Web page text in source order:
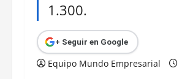
1.300.
+ Seguir en Google
Equipo Mundo Empresarial